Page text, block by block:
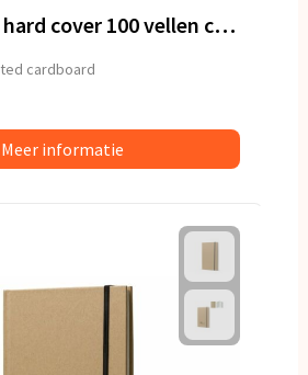
Notitieboek hard cover 100 vellen customized
cardboard
Meer informatie